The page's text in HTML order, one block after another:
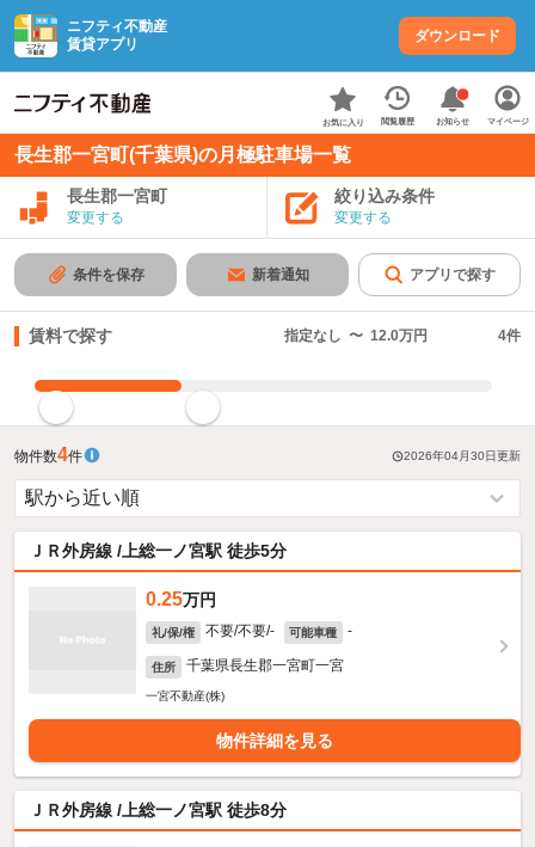
ニフティ不動産
賃貸アプリ
ダウンロード
お気に入り 閲覧履歴 お知らせ マイページ
長生郡一宮町(千葉県)の月極駐車場一覧
長生郡一宮町
変更する
絞り込み条件
変更する
条件を保存 新着通知 アプリで探す
賃料で探す 指定なし 〜 12.0万円 4件
物件数4件 2026年04月30日更新
ＪＲ外房線 /上総一ノ宮駅 徒歩5分
0.25万円
礼/保/権 不要/不要/- 可能車種 -
住所 千葉県長生郡一宮町一宮
一宮不動産(株)
物件詳細を見る
ＪＲ外房線 /上総一ノ宮駅 徒歩8分